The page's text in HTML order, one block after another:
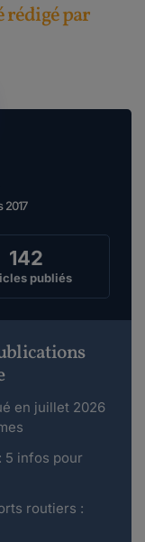
rédigé par
2017
142
publiés
en juillet 2026
5 infos pour
routiers :